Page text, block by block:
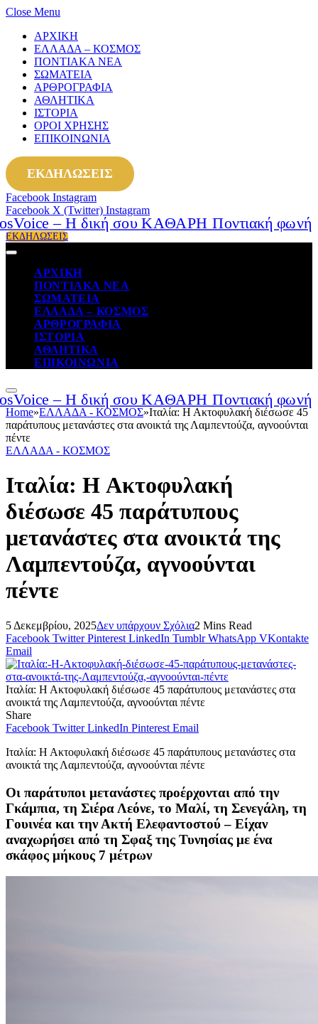
Close Menu
ΑΡΧΙΚΗ
ΕΛΛΑΔΑ – ΚΟΣΜΟΣ
ΠΟΝΤΙΑΚΑ ΝΕΑ
ΣΩΜΑΤΕΙΑ
ΑΡΘΡΟΓΡΑΦΙΑ
ΑΘΛΗΤΙΚΑ
ΙΣΤΟΡΙΑ
ΟΡΟΙ ΧΡΗΣΗΣ
ΕΠΙΚΟΙΝΩΝΙΑ
ΕΚΔΗΛΩΣΕΙΣ
Facebook Instagram
Facebook X (Twitter) Instagram
ΕΚΔΗΛΩΣΕΙΣ
ΑΡΧΙΚΗ
ΠΟΝΤΙΑΚΑ ΝΕΑ
ΣΩΜΑΤΕΙΑ
ΕΛΛΑΔΑ – ΚΟΣΜΟΣ
ΑΡΘΡΟΓΡΑΦΙΑ
ΙΣΤΟΡΙΑ
ΑΘΛΗΤΙΚΑ
ΕΠΙΚΟΙΝΩΝΙΑ
Home»ΕΛΛΑΔΑ - ΚΟΣΜΟΣ»Ιταλία: Η Ακτοφυλακή διέσωσε 45
παράτυπους μετανάστες στα ανοικτά της Λαμπεντούζα, αγνοούνται
πέντε
ΕΛΛΑΔΑ - ΚΟΣΜΟΣ
Ιταλία: Η Ακτοφυλακή
διέσωσε 45 παράτυπους
μετανάστες στα ανοικτά της
Λαμπεντούζα, αγνοούνται
πέντε
5 Δεκεμβρίου, 2025Δεν υπάρχουν Σχόλια2 Mins Read
Facebook Twitter Pinterest LinkedIn Tumblr WhatsApp VKontakte
Email
Ιταλία: Η Ακτοφυλακή διέσωσε 45 παράτυπους μετανάστες στα
ανοικτά της Λαμπεντούζα, αγνοούνται πέντε
Share
Facebook Twitter LinkedIn Pinterest Email
Ιταλία: Η Ακτοφυλακή διέσωσε 45 παράτυπους μετανάστες στα
ανοικτά της Λαμπεντούζα, αγνοούνται πέντε
Oι παράτυποι μετανάστες προέρχονται από την
Γκάμπια, τη Σιέρα Λεόνε, το Μαλί, τη Σενεγάλη, τη
Γουινέα και την Ακτή Ελεφαντοστού – Eίχαν
αναχωρήσει από τη Σφαξ της Τυνησίας με ένα
σκάφος μήκους 7 μέτρων